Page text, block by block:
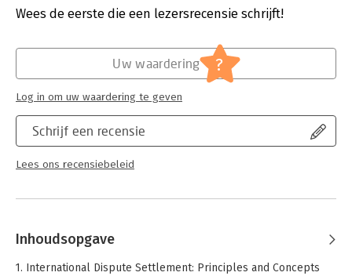
the end of each chapter.
postgraduate courses on international dispute settlement.
Verschijningsdatum:
10-3-2022
Publiekrecht algemeen
Wees de eerste die een lezersrecensie schrijft!
Schrijf een recensie
Lees ons recensiebeleid
Uw waardering ?
Log in om uw waardering te geven
Inhoudsopgave
1. International Dispute Settlement: Principles and Concepts